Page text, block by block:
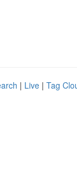
| Live | Tag